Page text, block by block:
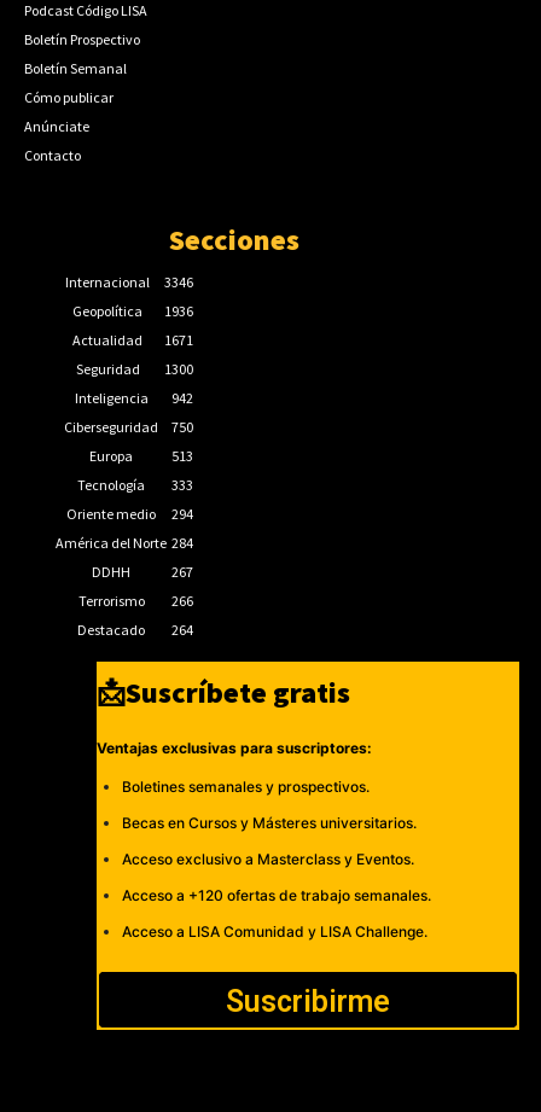
Podcast Código LISA
Boletín Prospectivo
Boletín Semanal
Cómo publicar
Anúnciate
Contacto
Secciones
Internacional
3346
Geopolítica
1936
Actualidad
1671
Seguridad
1300
Inteligencia
942
Ciberseguridad
750
Europa
513
Tecnología
333
Oriente medio
294
América del Norte 284
DDHH
267
Terrorismo
266
Destacado
264
📩Suscríbete gratis
Ventajas exclusivas para suscriptores:
Boletines semanales y prospectivos.
Becas en Cursos y Másteres universitarios.
Acceso exclusivo a Masterclass y Eventos.
Acceso a +120 ofertas de trabajo semanales.
Acceso a LISA Comunidad y LISA Challenge.
Suscribirme